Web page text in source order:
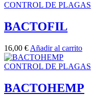
CONTROL DE PLAGAS
BACTOFIL
16,00 € Añadir al carrito
CONTROL DE PLAGAS
BACTOHEMP